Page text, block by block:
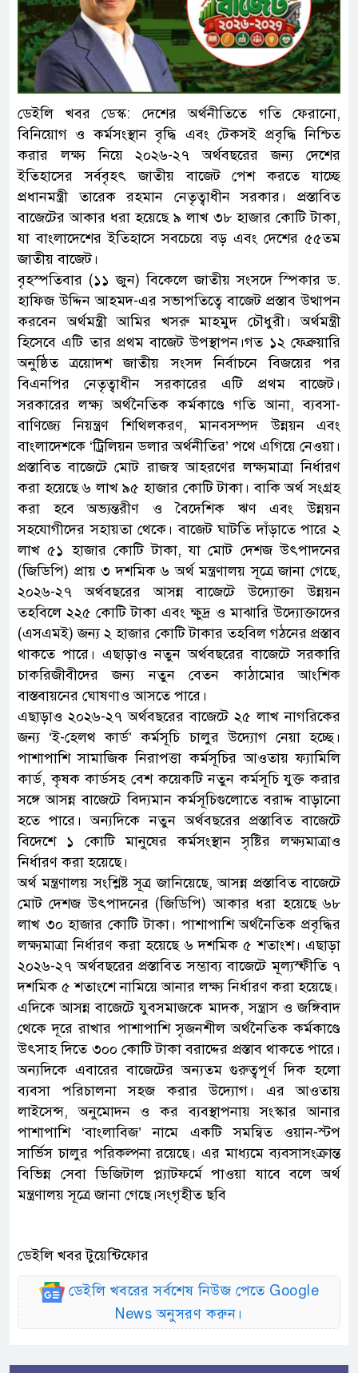
ডেইলি খবর ডেস্ক: দেশের অর্থনীতিতে গতি ফেরানো,
বিনিয়োগ ও কর্মসংস্থান বৃদ্ধি এবং টেকসই প্রবৃদ্ধি নিশ্চিত
করার লক্ষ্য নিয়ে ২০২৬-২৭ অর্থবছরের জন্য দেশের
ইতিহাসের সর্ববৃহৎ জাতীয় বাজেট পেশ করতে যাচ্ছে
প্রধানমন্ত্রী তারেক রহমান নেতৃত্বাধীন সরকার। প্রস্তাবিত
বাজেটের আকার ধরা হয়েছে ৯ লাখ ৩৮ হাজার কোটি টাকা,
যা বাংলাদেশের ইতিহাসে সবচেয়ে বড় এবং দেশের ৫৫তম
জাতীয় বাজেট।
বৃহস্পতিবার (১১ জুন) বিকেলে জাতীয় সংসদে স্পিকার ড.
হাফিজ উদ্দিন আহমদ-এর সভাপতিত্বে বাজেট প্রস্তাব উত্থাপন
করবেন অর্থমন্ত্রী আমির খসরু মাহমুদ চৌধুরী। অর্থমন্ত্রী
হিসেবে এটি তার প্রথম বাজেট উপস্থাপন।গত ১২ ফেব্রুয়ারি
অনুষ্ঠিত ত্রয়োদশ জাতীয় সংসদ নির্বাচনে বিজয়ের পর
বিএনপির নেতৃত্বাধীন সরকারের এটি প্রথম বাজেট।
সরকারের লক্ষ্য অর্থনৈতিক কর্মকাণ্ডে গতি আনা, ব্যবসা-
বাণিজ্যে নিয়ন্ত্রণ শিথিলকরণ, মানবসম্পদ উন্নয়ন এবং
বাংলাদেশকে ‘ট্রিলিয়ন ডলার অর্থনীতির’ পথে এগিয়ে নেওয়া।
প্রস্তাবিত বাজেটে মোট রাজস্ব আহরণের লক্ষ্যমাত্রা নির্ধারণ
করা হয়েছে ৬ লাখ ৯৫ হাজার কোটি টাকা। বাকি অর্থ সংগ্রহ
করা হবে অভ্যন্তরীণ ও বৈদেশিক ঋণ এবং উন্নয়ন
সহযোগীদের সহায়তা থেকে। বাজেট ঘাটতি দাঁড়াতে পারে ২
লাখ ৫১ হাজার কোটি টাকা, যা মোট দেশজ উৎপাদনের
(জিডিপি) প্রায় ৩ দশমিক ৬ অর্থ মন্ত্রণালয় সূত্রে জানা গেছে,
২০২৬-২৭ অর্থবছরের আসন্ন বাজেটে উদ্যোক্তা উন্নয়ন
তহবিলে ২২৫ কোটি টাকা এবং ক্ষুদ্র ও মাঝারি উদ্যোক্তাদের
(এসএমই) জন্য ২ হাজার কোটি টাকার তহবিল গঠনের প্রস্তাব
থাকতে পারে। এছাড়াও নতুন অর্থবছরের বাজেটে সরকারি
চাকরিজীবীদের জন্য নতুন বেতন কাঠামোর আংশিক
বাস্তবায়নের ঘোষণাও আসতে পারে।
এছাড়াও ২০২৬-২৭ অর্থবছরের বাজেটে ২৫ লাখ নাগরিকের
জন্য ‘ই-হেলথ কার্ড’ কর্মসূচি চালুর উদ্যোগ নেয়া হচ্ছে।
পাশাপাশি সামাজিক নিরাপত্তা কর্মসূচির আওতায় ফ্যামিলি
কার্ড, কৃষক কার্ডসহ বেশ কয়েকটি নতুন কর্মসূচি যুক্ত করার
সঙ্গে আসন্ন বাজেটে বিদ্যমান কর্মসূচিগুলোতে বরাদ্দ বাড়ানো
হতে পারে। অন্যদিকে নতুন অর্থবছরের প্রস্তাবিত বাজেটে
বিদেশে ১ কোটি মানুষের কর্মসংস্থান সৃষ্টির লক্ষ্যমাত্রাও
নির্ধারণ করা হয়েছে।
অর্থ মন্ত্রণালয় সংশ্লিষ্ট সূত্র জানিয়েছে, আসন্ন প্রস্তাবিত বাজেটে
মোট দেশজ উৎপাদনের (জিডিপি) আকার ধরা হয়েছে ৬৮
লাখ ৩০ হাজার কোটি টাকা। পাশাপাশি অর্থনৈতিক প্রবৃদ্ধির
লক্ষ্যমাত্রা নির্ধারণ করা হয়েছে ৬ দশমিক ৫ শতাংশ। এছাড়া
২০২৬-২৭ অর্থবছরের প্রস্তাবিত সম্ভাব্য বাজেটে মূল্যস্ফীতি ৭
দশমিক ৫ শতাংশে নামিয়ে আনার লক্ষ্য নির্ধারণ করা হয়েছে।
এদিকে আসন্ন বাজেটে যুবসমাজকে মাদক, সন্ত্রাস ও জঙ্গিবাদ
থেকে দূরে রাখার পাশাপাশি সৃজনশীল অর্থনৈতিক কর্মকাণ্ডে
উৎসাহ দিতে ৩০০ কোটি টাকা বরাদ্দের প্রস্তাব থাকতে পারে।
অন্যদিকে এবারের বাজেটের অন্যতম গুরুত্বপূর্ণ দিক হলো
ব্যবসা পরিচালনা সহজ করার উদ্যোগ। এর আওতায়
লাইসেন্স, অনুমোদন ও কর ব্যবস্থাপনায় সংস্কার আনার
পাশাপাশি ‘বাংলাবিজ’ নামে একটি সমন্বিত ওয়ান-স্টপ
সার্ভিস চালুর পরিকল্পনা রয়েছে। এর মাধ্যমে ব্যবসাসংক্রান্ত
বিভিন্ন সেবা ডিজিটাল প্ল্যাটফর্মে পাওয়া যাবে বলে অর্থ
মন্ত্রণালয় সূত্রে জানা গেছে।সংগৃহীত ছবি
ডেইলি খবর টুয়েন্টিফোর
ডেইলি খবরের সর্বশেষ নিউজ পেতে Google
News অনুসরণ করুন।